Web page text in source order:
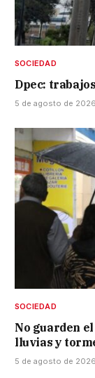
SOCIEDAD
Dpec:
5 de agosto de 2026
SOCIEDAD
No guarden
lluvias y
5 de agosto de 2026